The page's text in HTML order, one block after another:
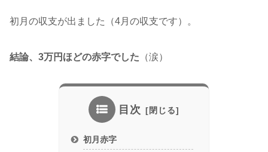
初月の収支が出ました（4月の収支です）。
結論、3万円ほどの赤字でした （涙）
目次
初月赤字